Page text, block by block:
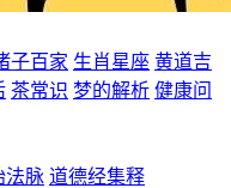
子百家 生肖星座 黄道吉
茶常识 梦的解析 健康问
法脉 道德经集释